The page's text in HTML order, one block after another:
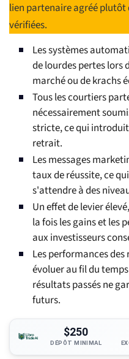
lien partenaire agréé plutôt
vérifiées.
Les systèmes
de lourdes pertes lors
marché ou de krachs
Tous les courtiers
nécessairement
stricte, ce qui
retrait.
Les messages
taux de réussite, ce
s'attendre à des
Un effet de levier
la fois les gains et les
aux investisseurs
Les performances
évoluer au fil du
résultats passés ne
futurs.
$250
DÉPÔT MINIMAL